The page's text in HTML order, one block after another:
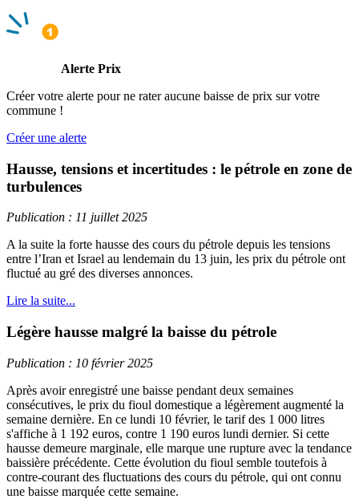
Alerte Prix
Créer votre alerte pour ne rater aucune baisse de prix sur votre
commune !
Créer une alerte
Hausse, tensions et incertitudes : le pétrole en zone de
turbulences
Publication : 11 juillet 2025
A la suite la forte hausse des cours du pétrole depuis les tensions
entre l’Iran et Israel au lendemain du 13 juin, les prix du pétrole ont
fluctué au gré des diverses annonces.
Lire la suite...
Légère hausse malgré la baisse du pétrole
Publication : 10 février 2025
Après avoir enregistré une baisse pendant deux semaines
consécutives, le prix du fioul domestique a légèrement augmenté la
semaine dernière. En ce lundi 10 février, le tarif des 1 000 litres
s'affiche à 1 192 euros, contre 1 190 euros lundi dernier. Si cette
hausse demeure marginale, elle marque une rupture avec la tendance
baissière précédente. Cette évolution du fioul semble toutefois à
contre-courant des fluctuations des cours du pétrole, qui ont connu
une baisse marquée cette semaine.